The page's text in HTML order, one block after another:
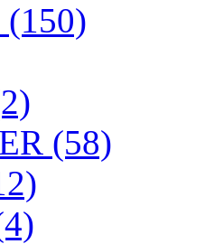
(58)